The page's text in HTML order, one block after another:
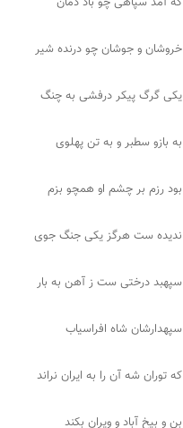
خروشان و جوشان چو درنده شیر
یکی گرگ پیکر درفشی به چنگ
به بازو سطبر و به تن پهلوی
بود رزم بر چشم او همچو بزم
ندیده ست هرگز یکی جنگ جوی
سپهبد درختی ست ز آهن به بار
سپهدارشان شاه افراسیاب
که توران شه آن را به ایران نراند
بن و بیخ آباد و ویران بکند